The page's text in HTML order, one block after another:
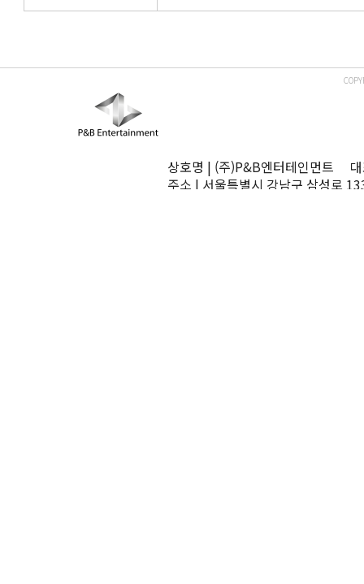
상호명 | (주)P&B엔터테인먼트
주소 | 서울특별시 강남구 삼성로